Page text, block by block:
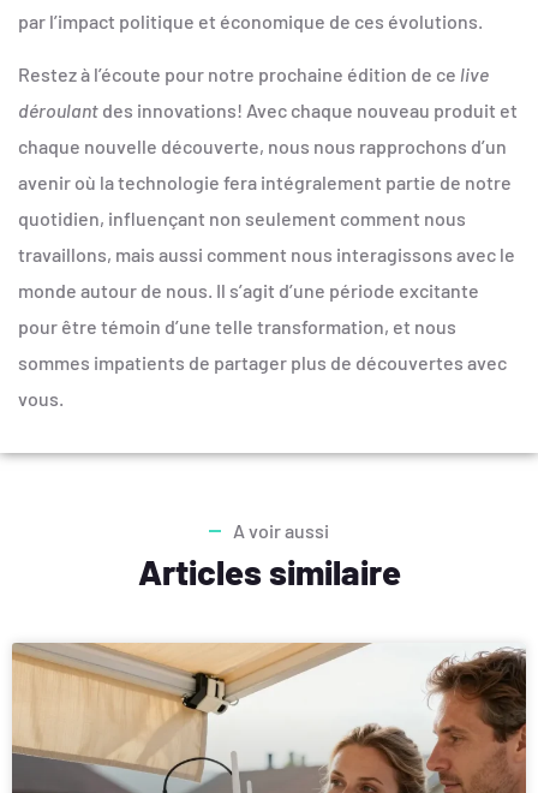
par l’impact politique et économique de ces évolutions.
Restez à l’écoute pour notre prochaine édition de ce live
déroulant des innovations! Avec chaque nouveau produit et
chaque nouvelle découverte, nous nous rapprochons d’un
avenir où la technologie fera intégralement partie de notre
quotidien, influençant non seulement comment nous
travaillons, mais aussi comment nous interagissons avec le
monde autour de nous. Il s’agit d’une période excitante
pour être témoin d’une telle transformation, et nous
sommes impatients de partager plus de découvertes avec
vous.
A voir aussi
Articles similaire